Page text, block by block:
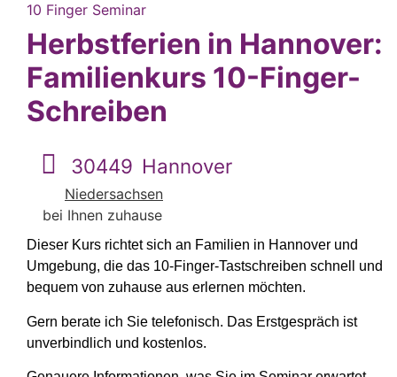
10 Finger Seminar
Herbstferien in Hannover:
Familienkurs 10-Finger-
Schreiben
30449 Hannover
Niedersachsen
bei Ihnen zuhause
Dieser Kurs richtet sich an Familien in Hannover und
Umgebung, die das 10-Finger-Tastschreiben schnell und
bequem von zuhause aus erlernen möchten.
Gern berate ich Sie telefonisch. Das Erstgespräch ist
unverbindlich und kostenlos.